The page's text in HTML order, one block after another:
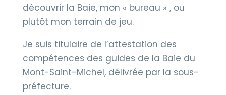
découvrir la Baie, mon « bureau » , ou
plutôt mon terrain de jeu.
Je suis titulaire de l’attestation des
compétences des guides de la Baie du
Mont-Saint-Michel, délivrée par la sous-
préfecture.